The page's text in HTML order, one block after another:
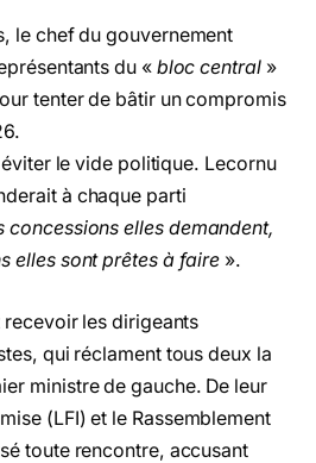
le chef du gouvernement
du « bloc central »
tenter de bâtir un compromis
le vide politique. Lecornu
à chaque parti
concessions elles demandent,
elles sont prêtes à faire ».
les dirigeants
qui réclament tous deux la
ministre de gauche. De leur
(LFI) et le Rassemblement
toute rencontre, accusant